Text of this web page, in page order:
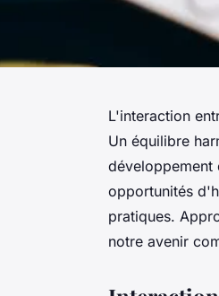
L'interaction
Un équilibre
développement
opportunités
pratiques.
notre avenir